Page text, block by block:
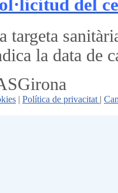
del
targeta
la data de
| Política de privacitat |